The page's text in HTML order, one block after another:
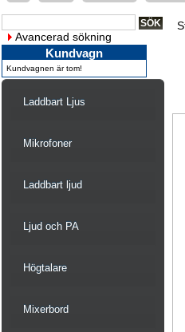
Avancerad sökning
Kundvagn
Kundvagnen är tom!
Laddbart Ljus
Mikrofoner
Laddbart ljud
Ljud och PA
Högtalare
Mixerbord